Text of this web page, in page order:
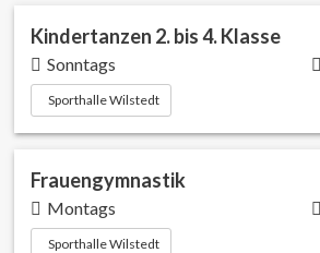
Kindertanzen 2. bis 4. Klasse
Sonntags
Sporthalle Wilstedt
Frauengymnastik
Montags
Sporthalle Wilstedt